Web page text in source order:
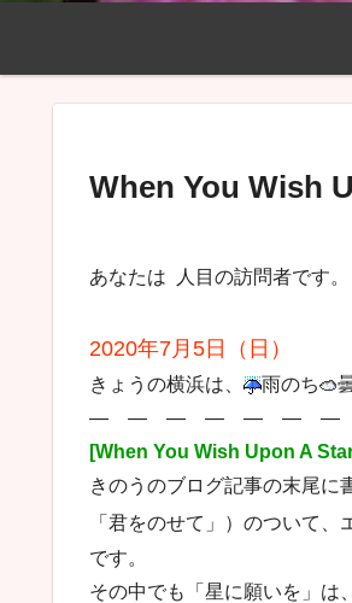
When You Wish
あなたは 人目の訪問者です。
2020年7月5日（日）
きょうの横浜は、 雨のち
― ― ― ― ― ― ―
[When You Wish Upon A
きのうのブログ記事の末尾に
「君をのせて」）のついて、
です。
その中でも「星に願いを」は、